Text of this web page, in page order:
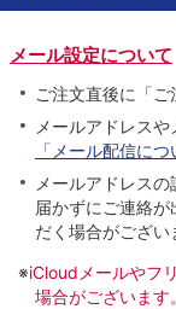
メール設定について
ご注文直後に「ご
メールアドレス
「メール配信につ
メールアドレス
届かずにご連絡
だく場合がござい
※iCloudメールやフ
場合がございます。